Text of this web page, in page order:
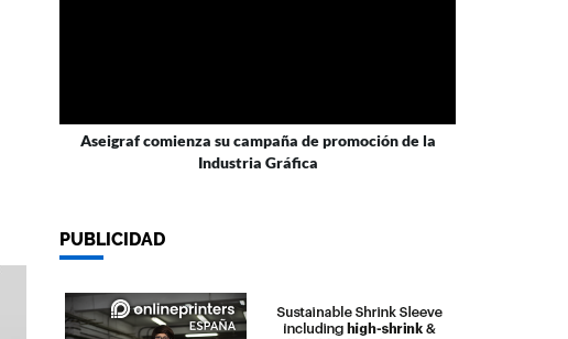
Aseigraf comienza su campaña de promoción de la
Industria Gráfica
PUBLICIDAD